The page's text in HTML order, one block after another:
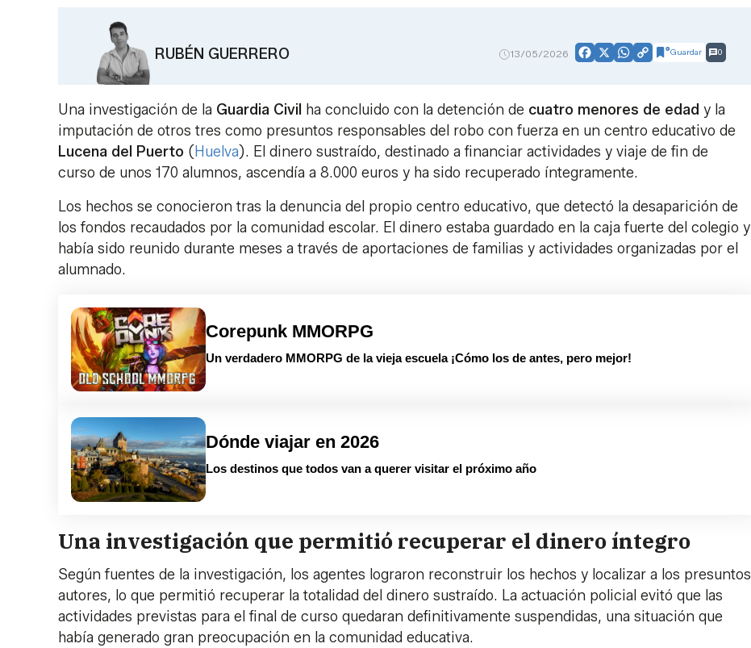
RUBÉN GUERRERO 13/05/2026 Facebook
X WhatsApp
CopyGuardar 0
Una investigación de la Guardia Civil ha concluido con la detención de cuatro menores de edad y la
imputación de otros tres como presuntos responsables del robo con fuerza en un centro educativo de
Lucena del Puerto ( Huelva). El dinero sustraído, destinado a financiar actividades y viaje de fin de
curso de unos 170 alumnos, ascendía a 8.000 euros y ha sido recuperado íntegramente.
Los hechos se conocieron tras la denuncia del propio centro educativo, que detectó la desaparición de
los fondos recaudados por la comunidad escolar. El dinero estaba guardado en la caja fuerte del colegio y
había sido reunido durante meses a través de aportaciones de familias y actividades organizadas por el
alumnado.
Corepunk MMORPG
Un verdadero MMORPG de la vieja escuela ¡Cómo los de antes, pero mejor!
Dónde viajar en 2026
Los destinos que todos van a querer visitar el próximo año
Una investigación que permitió recuperar el dinero íntegro
Según fuentes de la investigación, los agentes lograron reconstruir los hechos y localizar a los presuntos
autores, lo que permitió recuperar la totalidad del dinero sustraído. La actuación policial evitó que las
actividades previstas para el final de curso quedaran definitivamente suspendidas, una situación que
había generado gran preocupación en la comunidad educativa.